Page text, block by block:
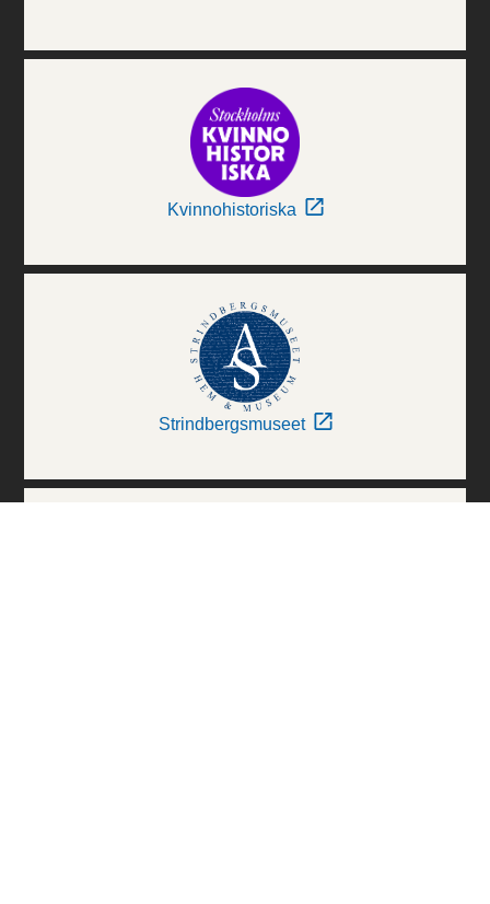
Kvinnohistoriska
Strindbergsmuseet